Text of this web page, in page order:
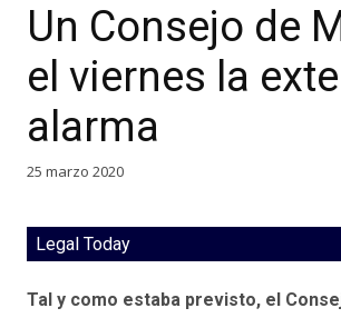
Un Consejo de
el viernes la
alarma
25 marzo 2020
Legal Today
Tal y como estaba previsto, el